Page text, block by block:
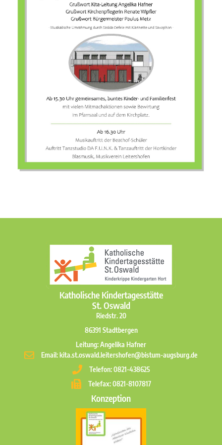
Katholische Kindertagesstätte
St. Oswald
Riedstr. 20
86391 Stadtbergen
Leitung: Angelika Hafner
Email: kita.st.oswald.leitershofen@bistum-augsburg.de
Telefon: 0821-438625
Telefax: 0821-8107817
Konzeption